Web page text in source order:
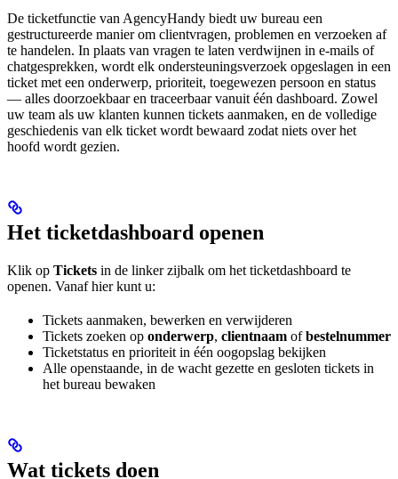
De ticketfunctie van AgencyHandy biedt uw bureau een
gestructureerde manier om clientvragen, problemen en verzoeken af
te handelen. In plaats van vragen te laten verdwijnen in e-mails of
chatgesprekken, wordt elk ondersteuningsverzoek opgeslagen in een
ticket met een onderwerp, prioriteit, toegewezen persoon en status
— alles doorzoekbaar en traceerbaar vanuit één dashboard. Zowel
uw team als uw klanten kunnen tickets aanmaken, en de volledige
geschiedenis van elk ticket wordt bewaard zodat niets over het
hoofd wordt gezien.
Het ticketdashboard openen
Klik op Tickets in de linker zijbalk om het ticketdashboard te
openen. Vanaf hier kunt u:
Tickets aanmaken, bewerken en verwijderen
Tickets zoeken op onderwerp, clientnaam ofbestelnummer
Ticketstatus en prioriteit in één oogopslag bekijken
Alle openstaande, in de wacht gezette en gesloten tickets in
het bureau bewaken
Wat tickets doen